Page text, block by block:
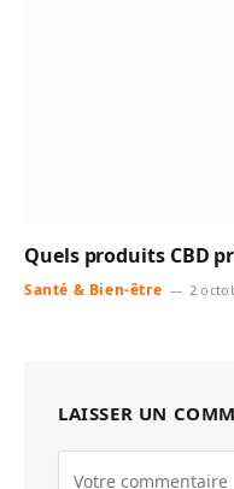
Quels produits CBD
Santé & Bien-être 2
LAISSER UN